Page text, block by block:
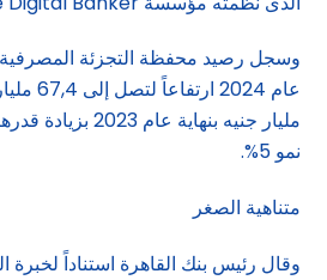
وسجل رصيد محفظة التجزئة المصرفية
نمو 5%.
متناهية الصغر
وقال رئيس بنك القاهرة استناداً لخبرة